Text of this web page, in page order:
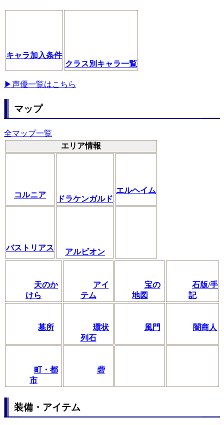
キャラ加入条件
クラス別キャラ一覧
▶声優一覧はこちら
マップ
全マップ一覧
エリア情報
コルニア ドラケンガルド
エルヘイム
バストリアス アルビオン
天のか
けら
アイ
テム
宝の
地図
石版/手
記
墓所
環状
列石
風門 闇商人
町・都
市
砦
装備・アイテム